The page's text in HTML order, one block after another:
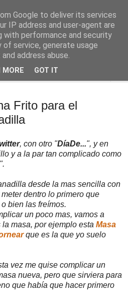
día a día de la Gastronomía
Frito para el
, con otro "DíaDe...", y en
y a la par tan complicado como
".
desde la mas sencilla con
dentro lo primero que
bien las freímos.
un poco mas, vamos a
masa, por ejemplo esta Masa
que es la que yo suelo
vez me quise complicar un
nueva, pero que sirviera para
que había que hacer primero
Google to deliver its services
IP address and user-agent are
with performance and security
service, generate usage
address abuse.
MORE GOT IT